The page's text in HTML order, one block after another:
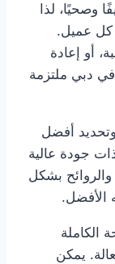
وصحيًا، لذا
كل عميل.
أو إعادة
دبي ملتزمة
أفضل
جودة عالية
والروائح بشكل
الأفضل.
الكاملة
يمكن